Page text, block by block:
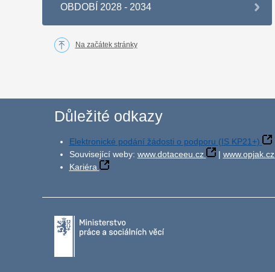
OBDOBÍ 2028 - 2034
Na začátek stránky
Důležité odkazy
Elektronické podání žádosti o podporu (IS KP21+)
Související weby: www.dotaceeu.cz | www.opjak.cz
Kariéra